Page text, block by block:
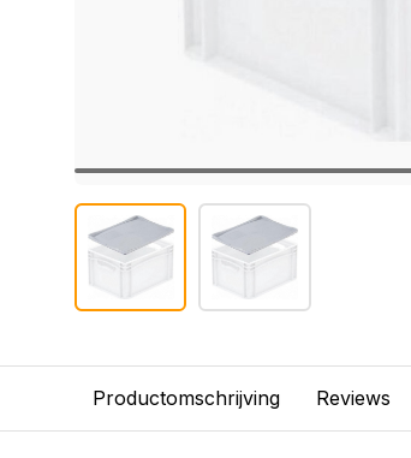
Productomschrijving Reviews